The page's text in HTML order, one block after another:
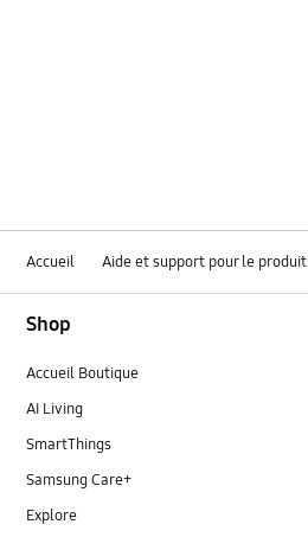
Accueil Aide et support pour le produit
Shop
Accueil Boutique
AI Living
SmartThings
Samsung Care+
Explore